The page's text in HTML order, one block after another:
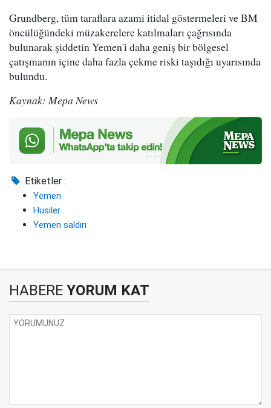
Grundberg, tüm taraflara azami itidal göstermeleri ve BM
öncülüğündeki müzakerelere katılmaları çağrısında
bulunarak şiddetin Yemen'i daha geniş bir bölgesel
çatışmanın içine daha fazla çekme riski taşıdığı uyarısında
bulundu.
Kaynak: Mepa News
Etiketler :
Yemen
Husiler
Yemen saldırı
HABERE YORUM KAT